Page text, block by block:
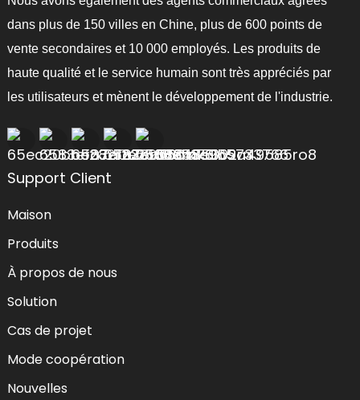
dans plus de 150 villes en Chine, plus de 600 points de
vente secondaires et 10 000 employés. Les produits de
haute qualité et le service humain sont très appréciés par
les utilisateurs et mènent le développement de l'industrie.
Support Client
Maison
Produits
À propos de nous
Solution
Cas de projet
Mode coopération
Nouvelles